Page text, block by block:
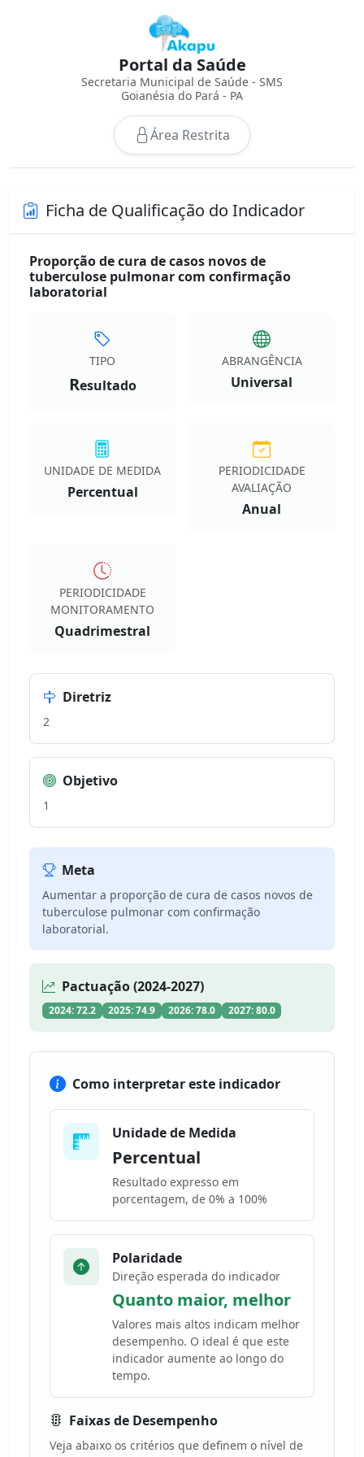
Portal da Saúde
Secretaria Municipal de Saúde - SMS
Goianésia do Pará - PA
Área Restrita
Ficha de Qualificação do Indicador
Proporção de cura de casos novos de
tuberculose pulmonar com confirmação
laboratorial
TIPO
Resultado
ABRANGÊNCIA
Universal
UNIDADE DE MEDIDA
Percentual
PERIODICIDADE
AVALIAÇÃO
Anual
PERIODICIDADE
MONITORAMENTO
Quadrimestral
Diretriz
2
Objetivo
1
Meta
Aumentar a proporção de cura de casos novos de
tuberculose pulmonar com confirmação
laboratorial.
Pactuação (2024-2027)
2024: 72.2 2025: 74.9 2026: 78.0 2027: 80.0
Como interpretar este indicador
Unidade de Medida
Percentual
Resultado expresso em
porcentagem, de 0% a 100%
Polaridade
Direção esperada do indicador
Quanto maior, melhor
Valores mais altos indicam melhor
desempenho. O ideal é que este
indicador aumente ao longo do
tempo.
Faixas de Desempenho
Veja abaixo os critérios que definem o nível de